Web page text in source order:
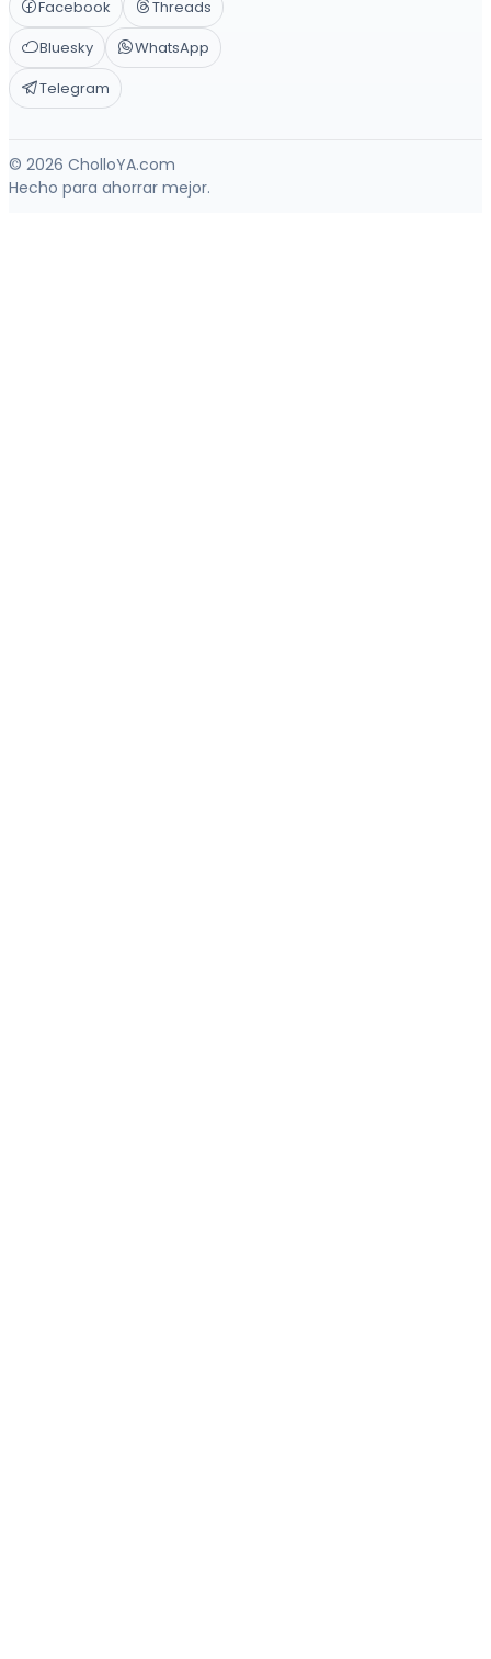
Facebook
Threads
Bluesky
WhatsApp
Telegram
© 2026 CholloYA.com
Hecho para ahorrar mejor.